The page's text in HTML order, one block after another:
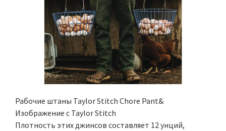
Рабочие штаны Taylor Stitch Chore Pant&
Изображение с Taylor Stitch
Плотность этих джинсов составляет 12 унций,